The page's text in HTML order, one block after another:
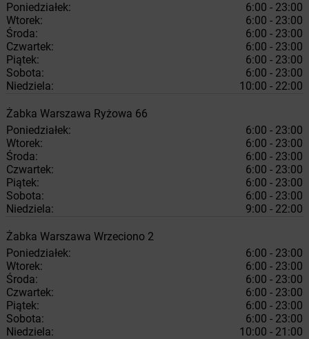
Poniedziałek:
6:00 - 23:00
Wtorek:
6:00 - 23:00
Środa:
6:00 - 23:00
Czwartek:
6:00 - 23:00
Piątek:
6:00 - 23:00
Sobota:
6:00 - 23:00
Niedziela:
10:00 - 22:00
Żabka Warszawa Ryżowa 66
Poniedziałek:
6:00 - 23:00
Wtorek:
6:00 - 23:00
Środa:
6:00 - 23:00
Czwartek:
6:00 - 23:00
Piątek:
6:00 - 23:00
Sobota:
6:00 - 23:00
Niedziela:
9:00 - 22:00
Żabka Warszawa Wrzeciono 2
Poniedziałek:
6:00 - 23:00
Wtorek:
6:00 - 23:00
Środa:
6:00 - 23:00
Czwartek:
6:00 - 23:00
Piątek:
6:00 - 23:00
Sobota:
6:00 - 23:00
Niedziela:
10:00 - 21:00